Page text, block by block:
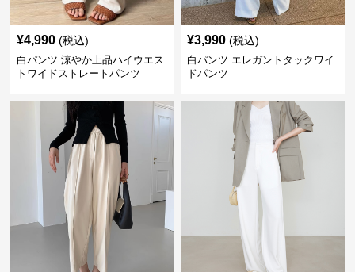
¥4,990 (税込)
白パンツ 涼やか上品ハイウエス
トワイドストレートパンツ
¥3,990 (税込)
白パンツ エレガントタックワイ
ドパンツ